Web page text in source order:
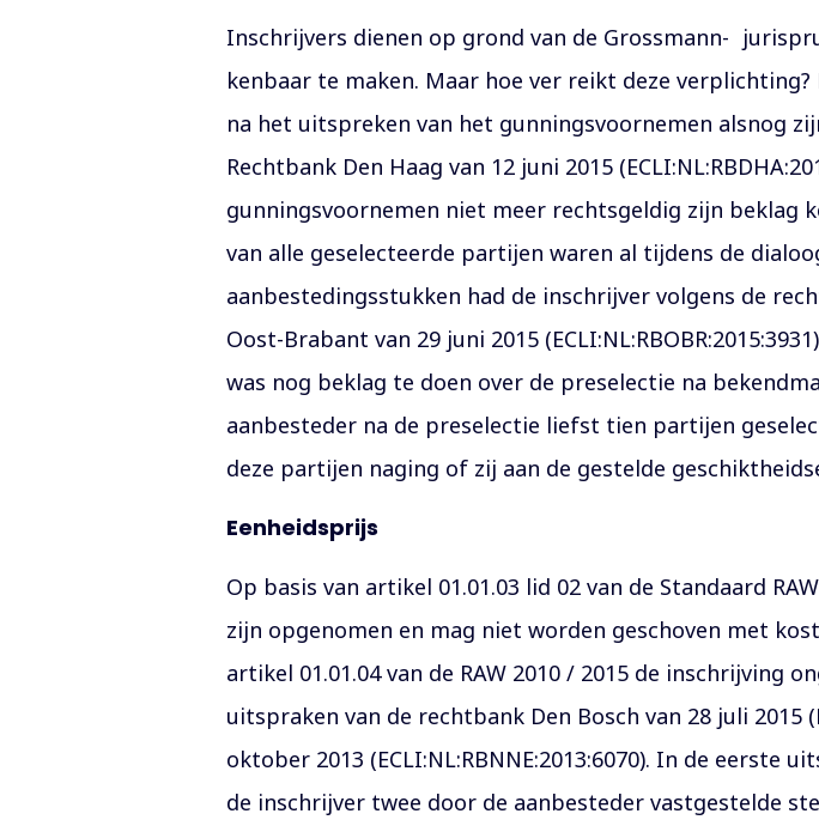
Inschrijvers dienen op grond van de Grossmann-
kenbaar te maken. Maar hoe ver reikt deze
na het uitspreken van het gunningsvoornemen alsnog
Rechtbank Den Haag van 12 juni 2015
gunningsvoornemen niet meer rechtsgeldig zijn beklag
van alle geselecteerde partijen waren al tijdens de
aanbestedingsstukken had de inschrijver volgens de
Oost-Brabant van 29 juni 2015
was nog beklag te doen over de preselectie na
aanbesteder na de preselectie liefst tien partijen
deze partijen naging of zij aan de gestelde
Eenheidsprijs
Op basis van artikel 01.01.03 lid 02 van de Standaard
zijn opgenomen en mag niet worden geschoven met
artikel 01.01.04 van de RAW 2010 / 2015 de inschrijving
uitspraken van de rechtbank Den Bosch van 28 juli 2015
oktober 2013 (ECLI:NL:RBNNE:2013:6070). In de
de inschrijver twee door de aanbesteder vastgestelde